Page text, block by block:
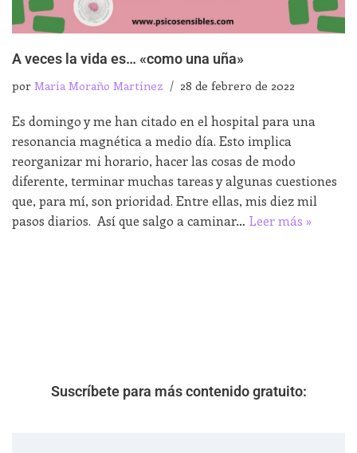
A veces la vida es… «como una uña»
por María Moraño Martínez 28 de febrero de 2022
Es domingo y me han citado en el hospital para una
resonancia magnética a medio día. Esto implica
reorganizar mi horario, hacer las cosas de modo
diferente, terminar muchas tareas y algunas cuestiones
que, para mí, son prioridad. Entre ellas, mis diez mil
pasos diarios. Así que salgo a caminar… Leer más »
Suscríbete para más contenido gratuito: